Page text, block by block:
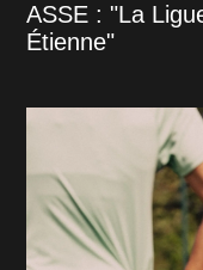
ASSE : "La
Étienne"